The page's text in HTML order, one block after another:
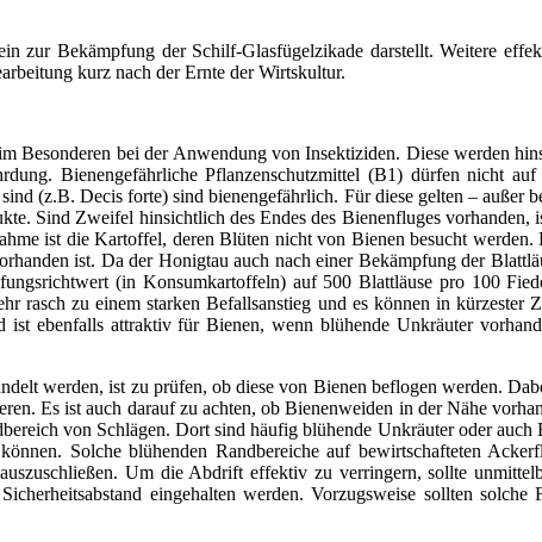
zur Bekämpfung der Schilf-Glasfügelzikade darstellt. Weitere
kurz nach der Ernte der Wirtskultur.
Besonderen bei der Anwendung von Insektiziden. Diese werden
Bienengefährliche Pflanzenschutzmittel (B1) dürfen nicht
(z.B. Decis forte) sind bienengefährlich. Für diese gelten –
Sind Zweifel hinsichtlich des Endes des Bienenfluges
ist die Kartoffel, deren Blüten nicht von Bienen besucht
ist. Da der Honigtau auch nach einer Bekämpfung der
(in Konsumkartoffeln) auf 500 Blattläuse pro 100
rasch zu einem starken Befallsanstieg und es können in kürzester
ebenfalls attraktiv für Bienen, wenn blühende Unkräuter
werden, ist zu prüfen, ob diese von Bienen beflogen werden.
Es ist auch darauf zu achten, ob Bienenweiden in der Nähe
von Schlägen. Dort sind häufig blühende Unkräuter oder
Solche blühenden Randbereiche auf bewirtschafteten
Um die Abdrift effektiv zu verringern, sollte
eingehalten werden. Vorzugsweise sollten